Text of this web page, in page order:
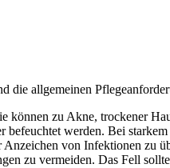
all­ge­mei­nen
kön­nen zu Akne, tro­cke­ner
wer­den. Bei
von Infek­tio­nen zu
zu ver­mei­den. Das Fell